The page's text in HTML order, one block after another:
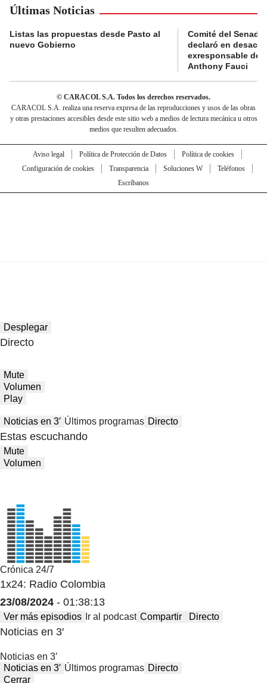
Últimas Noticias
Listas las propuestas desde Pasto al
nuevo Gobierno
Comité del Senado
declaró en
exresponsable de
Anthony Fauci
© CARACOL S.A. Todos los derechos reservados.
CARACOL S.A. realiza una reserva expresa de las reproducciones y usos de las obras
y otras prestaciones accesibles desde este sitio web a medios de lectura mecánica u otros
medios que resulten adecuados.
Aviso legal Política de Protección de Datos
Política de cookies
Configuración de cookies
Transparencia Soluciones W
Teléfonos
Escríbanos
Desplegar
Directo
Mute
Volumen
Play
Noticias en 3′ Últimos programas Directo
Estas escuchando
Mute
Volumen
Crónica 24/7
1x24: Radio Colombia
23/08/2024 - 01:38:13
Ver más episodios Ir al podcast Compartir Directo
Noticias en 3′
Noticias en 3′
Noticias en 3′ Últimos programas Directo
Cerrar